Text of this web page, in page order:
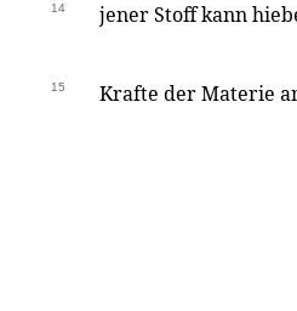
14 jener Stoff kann
15 Krafte der Materie